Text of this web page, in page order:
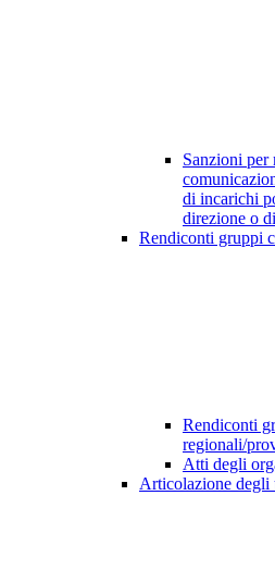
Sanzioni per
di incarichi
direzione o
Rendiconti gruppi
Rendiconti
regionali/
Atti degli
Articolazione degli